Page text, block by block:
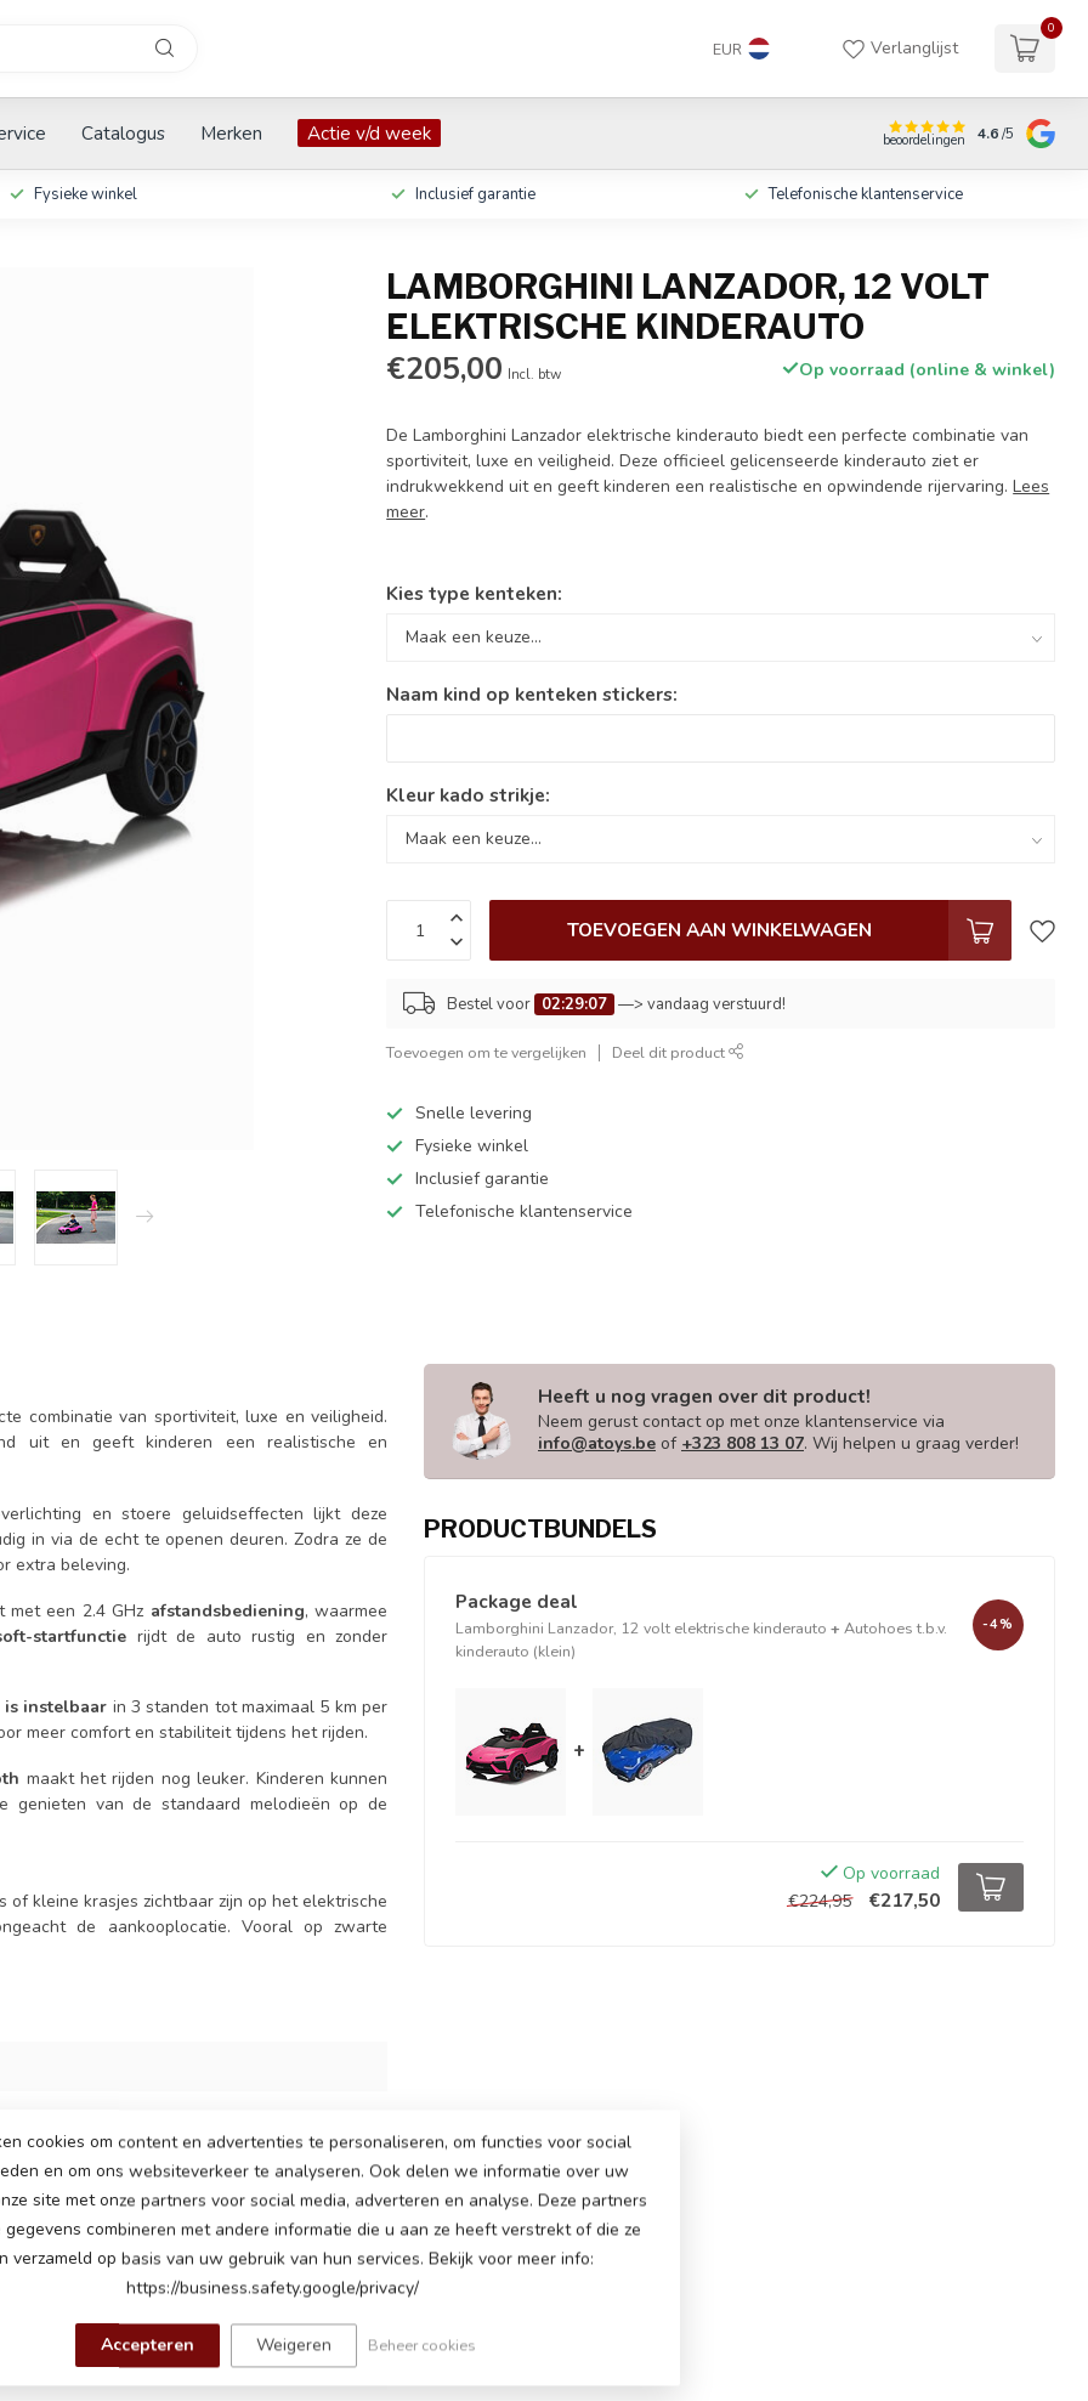
EUR Verlanglijst
0
Catalogus Merken Actie v/d week beoordelingen 4.6/5
Fysieke winkel Inclusief garantie Telefonische klantenservice
LAMBORGHINI LANZADOR, 12 VOLT
ELEKTRISCHE KINDERAUTO
€205,00 Incl. btw Op voorraad (online & winkel)
De Lamborghini Lanzador elektrische kinderauto biedt een perfecte combinatie van
sportiviteit, luxe en veiligheid. Deze officieel gelicenseerde kinderauto ziet er
indrukwekkend uit en geeft kinderen een realistische en opwindende rijervaring.Lees
meer.
Kies type kenteken:
Naam kind op kenteken stickers:
Kleur kado strikje:
TOEVOEGEN AAN WINKELWAGEN
Bestel voor 02:29:06 —> vandaag verstuurd!
Toevoegen om te vergelijken Deel dit product
Snelle levering
Fysieke winkel
Inclusief garantie
Telefonische klantenservice
combinatie van sportiviteit, luxe en veiligheid.
uit en geeft kinderen een realistische en
en stoere geluidseffecten lijkt deze
in via de echt te openen deuren. Zodra ze de
extra beleving.
met een 2.4 GHz afstandsbediening, waarmee
startfunctie rijdt de auto rustig en zonder
is instelbaar in 3 standen tot maximaal 5 km per
meer comfort en stabiliteit tijdens het rijden.
maakt het rijden nog leuker. Kinderen kunnen
genieten van de standaard melodieën op de
kleine krasjes zichtbaar zijn op het elektrische
de aankooplocatie. Vooral op zwarte
motoren, een motor op ieder achterwiel
Heeft u nog vragen over dit product!
Neem gerust contact op met onze klantenservice via
info@atoys.be of +323 808 13 07. Wij helpen u graag verder!
PRODUCTBUNDELS
Package deal
Lamborghini Lanzador, 12 volt elektrische kinderauto + Autohoes t.b.v.
kinderauto (klein)
-4%
+
Op voorraad
€224,95
€217,50
cookies om content en advertenties te personaliseren, om functies voor social
en om ons websiteverkeer te analyseren. Ook delen we informatie over uw
site met onze partners voor social media, adverteren en analyse. Deze partners
gegevens combineren met andere informatie die u aan ze heeft verstrekt of die ze
verzameld op basis van uw gebruik van hun services. Bekijk voor meer info:
https://business.safety.google/privacy/
Accepteren Weigeren Beheer cookies